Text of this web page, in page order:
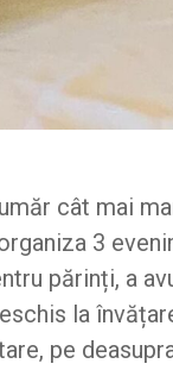
cât mai
3
părinți, a
la
pe